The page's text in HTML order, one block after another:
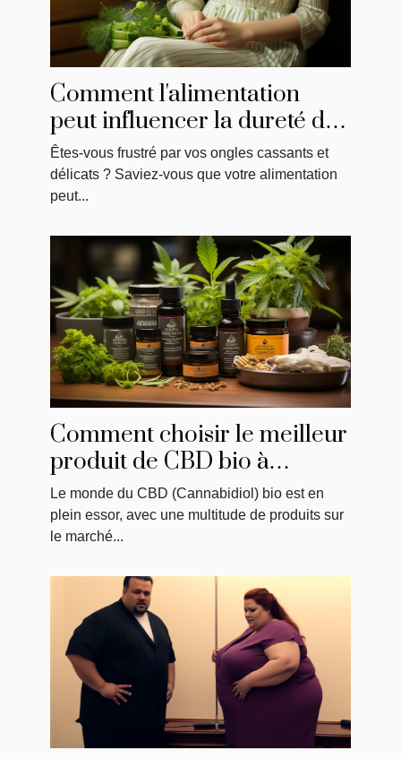
Comment l'alimentation
peut influencer la dureté de
vos ongles
Êtes-vous frustré par vos ongles cassants et
délicats ? Saviez-vous que votre alimentation
peut...
Comment choisir le meilleur
produit de CBD bio à
acheter
Le monde du CBD (Cannabidiol) bio est en
plein essor, avec une multitude de produits sur
le marché...